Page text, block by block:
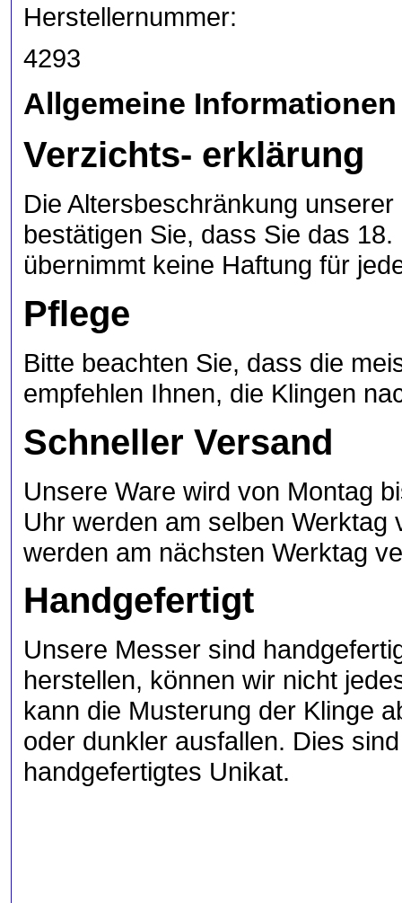
Herstellernummer:
4293
Allgemeine
Verzichts- erklärung
Die Altersbeschränkung
bestätigen Sie, dass Sie das
übernimmt keine Haftung für
Pflege
Bitte beachten Sie, dass die
empfehlen Ihnen, die Klingen
Schneller Versand
Unsere Ware wird von Montag
Uhr werden am selben
werden am nächsten Werktag
Handgefertigt
Unsere Messer sind
herstellen, können wir nicht
kann die Musterung der Klinge
oder dunkler ausfallen. Dies
handgefertigtes Unikat.